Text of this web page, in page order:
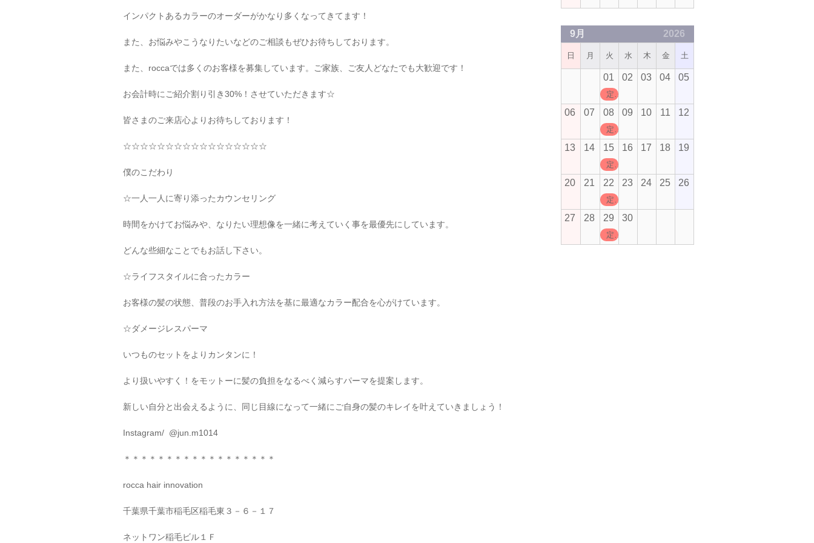
インパクトあるカラーのオーダーがかなり多くなってきてます！
また、お悩みやこうなりたいなどのご相談もぜひお待ちしております。
また、 roccaでは多くのお客様を募集しています。ご家族、ご友人どなたでも大歓迎です！
お会計時にご紹介割り引き30% ！させていただきます☆
皆さまのご来店心よりお待ちしております！
☆☆☆☆☆☆☆☆☆☆☆☆☆☆☆☆☆
僕のこだわり
☆一人一人に寄り添ったカウンセリング
時間をかけてお悩みや、なりたい理想像を一緒に考えていく事を最優先にしています。
どんな些細なことでもお話し下さい。
☆ライフスタイルに合ったカラー
お客様の髪の状態、普段のお手入れ方法を基に最適なカラー配合を心がけています。
☆ダメージレスパーマ
いつものセットをよりカンタンに！
より扱いやすく！をモットーに髪の負担をなるべく減らすパーマを提案します。
新しい自分と出会えるように、同じ目線になって一緒にご自身の髪のキレイを叶えていきましょう！
Instagram/ @jun.m1014
＊＊＊＊＊＊＊＊＊＊＊＊＊＊＊＊＊＊
rocca hair innovation
千葉県千葉市稲毛区稲毛東３－６－１７
ネットワン稲毛ビル１Ｆ
9月 2026
日 月 火 水 木 金 土
01
定休日
02 03 04 05
06 07 08
定休日
09 10 11 12
13 14 15
定休日
16 17 18 19
20 21 22
定休日
23 24 25 26
27 28 29
定休日
30